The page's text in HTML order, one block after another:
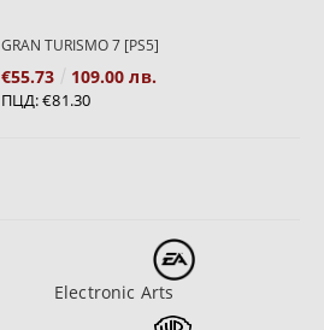
GRAN TURISMO 7 [PS5]
€55.73 109.00 лв.
ПЦД:€81.30
Electronic Arts